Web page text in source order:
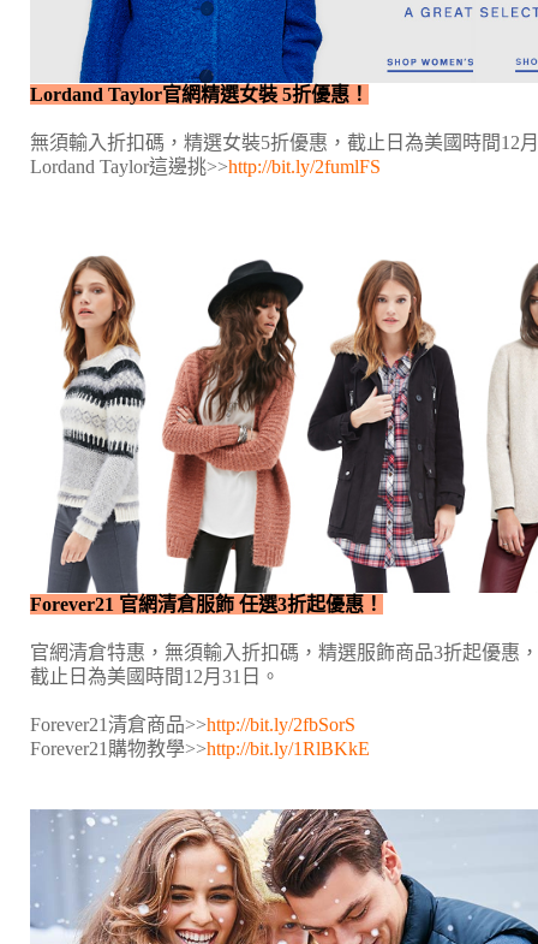
Lordand Taylor官網精選女裝 5折優惠！
無須輸入折扣碼，精選女裝5折優惠，截止日為美國時間12
Lordand Taylor這邊挑>>http://bit.ly/2fumlFS
Forever21 官網清倉服飾 任選3折起優惠！
官網清倉特惠，無須輸入折扣碼，精選服飾商品3折起優惠，
截止日為美國時間12月31日。
Forever21清倉商品>>http://bit.ly/2fbSorS
Forever21購物教學>>http://bit.ly/1RlBKkE